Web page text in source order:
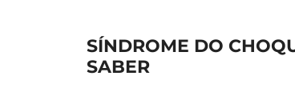
SÍNDROME DO
SABER